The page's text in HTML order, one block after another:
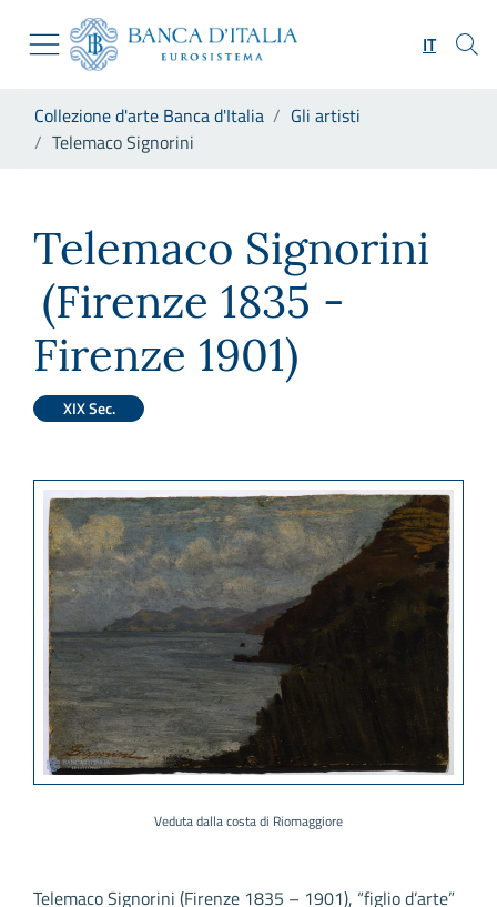
Skip to Main Content
Vai al sito istituzionale
Vai al menu di navigazione
Vai alla ricerca
Vai al footer
IT
Collezione d'arte Banca d'Italia
Gli artisti
Telemaco Signorini
Telemaco Signorini
(Firenze 1835 -
Firenze 1901)
XIX Sec.
Veduta dalla costa di Riomaggiore
Telemaco Signorini (Firenze 1835 – 1901), “figlio d’arte”